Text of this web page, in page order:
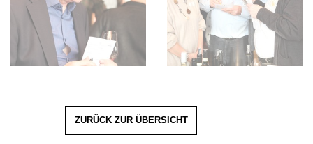
ZURÜCK ZUR ÜBERSICHT